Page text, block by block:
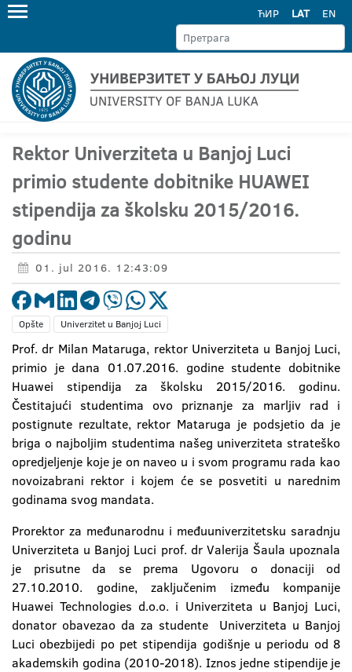
ЋИР LAT EN
Rektor Univerziteta u Banjoj Luci
primio studente dobitnike HUAWEI
stipendija za školsku 2015/2016.
godinu
01. jul 2016. 12:43:09
Opšte Univerzitet u Banjoj Luci
Prof. dr Milan Mataruga, rektor Univerziteta u Banjoj Luci,
primio je dana 01.07.2016. godine studente dobitnike
Huawei stipendija za školsku 2015/2016. godinu.
Čestitajući studentima ovo priznanje za marljiv rad i
postignute rezultate, rektor Mataruga je podsjetio da je
briga o najboljim studentima našeg univerziteta strateško
opredjeljenje koje je on naveo u i svom programu rada kao
novoizabrani rektor i kojem će se posvetiti u narednim
godinama svog mandata.
Prorektor za međunarodnu i međuuniverzitetsku saradnju
Univerziteta u Banjoj Luci prof. dr Valerija Šaula upoznala
je prisutne da se prema Ugovoru o donaciji od
27.10.2010. godine, zaključenim između kompanije
Huawei Technologies d.o.o. i Univerziteta u Banjoj Luci,
donator obavezao da za studente Univerziteta u Banjoj
Luci obezbijedi po pet stipendija godišnje u periodu od 8
akademskih godina (2010-2018). Iznos jedne stipendije je